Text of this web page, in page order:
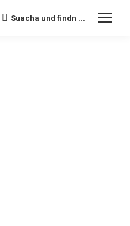
Search:
Suacha und findn ...